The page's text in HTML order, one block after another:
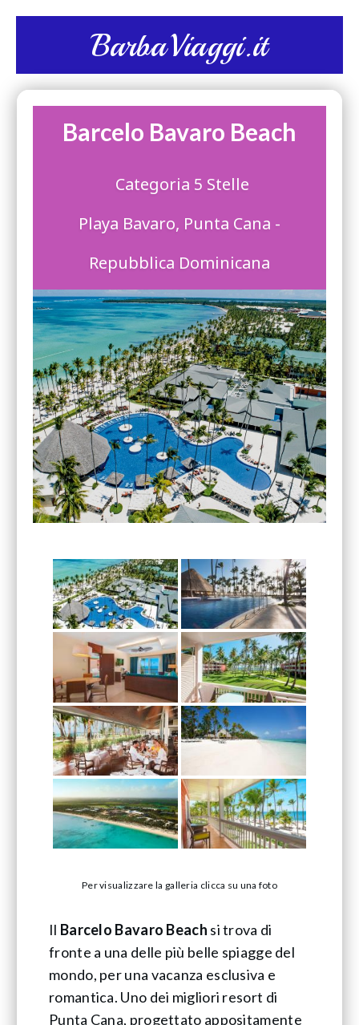
BarbaViaggi.it
Barcelo Bavaro Beach
Categoria 5 Stelle
Playa Bavaro, Punta Cana -
Repubblica Dominicana
Per visualizzare la galleria clicca su una foto
Il Barcelo Bavaro Beach si trova di
fronte a una delle più belle spiagge del
mondo, per una vacanza esclusiva e
romantica. Uno dei migliori resort di
Punta Cana, progettato appositamente